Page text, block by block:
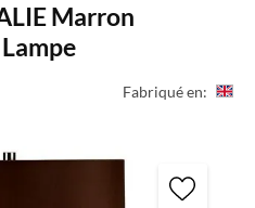
Marron
Fabriqué en: